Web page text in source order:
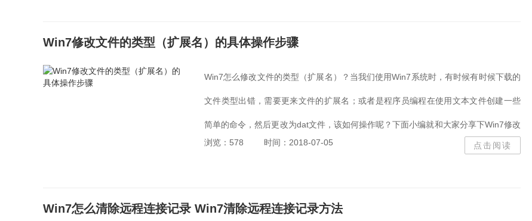
Win7修改文件的类型（扩展名）的具体操作步骤
Win7怎么修改文件的类型（扩展名）？当我们使用Win7系统时，有时候有时候下载的
文件类型出错，需要更来文件的扩展名；或者是程序员编程在使用文本文件创建一些
简单的命令，然后更改为dat文件，该如何操作呢？下面小编就和大家分享下Win7修改
文件的类型（扩展名）的具体...
浏览：578 时间：2018-07-05 点击阅读
Win7怎么清除远程连接记录 Win7清除远程连接记录方法